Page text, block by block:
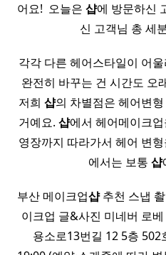
어요! ​ 오늘은 샵에 방문하신
신 고객님 총 세
각각 다른 헤어스타일이 어
완전히 바꾸는 건 시간도 오
저희 샵의 차별점은 헤어변형
거예요. 샵에서 헤어메이크
영장까지 따라가서 헤어 변
에서는 보통 샵
부산 메이크업샵추천 스냅
이크업 글&사진 미네버 로
용소로13번길 12 5층